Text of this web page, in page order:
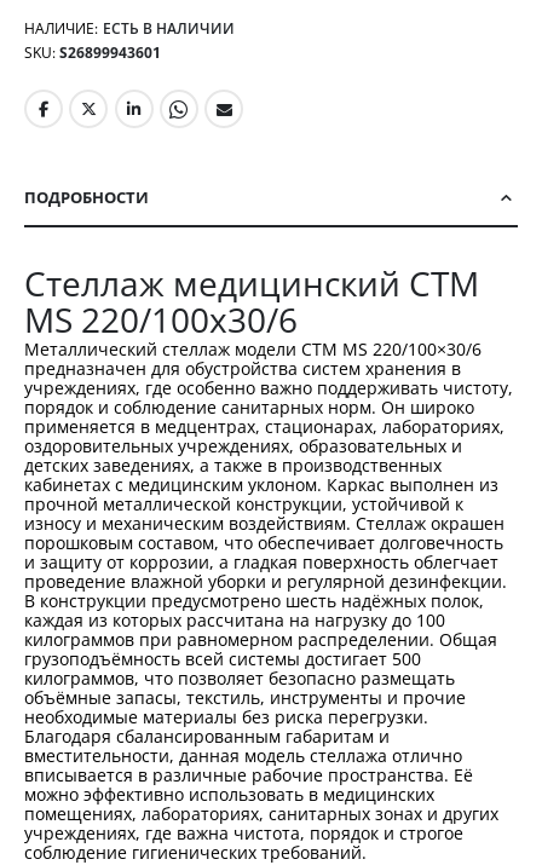
НАЛИЧИЕ: ЕСТЬ В НАЛИЧИИ
SKU S26899943601
ПОДРОБНОСТИ
Стеллаж медицинский СТМ
MS 220/100х30/6
Металлический стеллаж модели СТМ MS 220/100×30/6
предназначен для обустройства систем хранения в
учреждениях, где особенно важно поддерживать чистоту,
порядок и соблюдение санитарных норм. Он широко
применяется в медцентрах, стационарах, лабораториях,
оздоровительных учреждениях, образовательных и
детских заведениях, а также в производственных
кабинетах с медицинским уклоном. Каркас выполнен из
прочной металлической конструкции, устойчивой к
износу и механическим воздействиям. Стеллаж окрашен
порошковым составом, что обеспечивает долговечность
и защиту от коррозии, а гладкая поверхность облегчает
проведение влажной уборки и регулярной дезинфекции.
В конструкции предусмотрено шесть надёжных полок,
каждая из которых рассчитана на нагрузку до 100
килограммов при равномерном распределении. Общая
грузоподъёмность всей системы достигает 500
килограммов, что позволяет безопасно размещать
объёмные запасы, текстиль, инструменты и прочие
необходимые материалы без риска перегрузки.
Благодаря сбалансированным габаритам и
вместительности, данная модель стеллажа отлично
вписывается в различные рабочие пространства. Её
можно эффективно использовать в медицинских
помещениях, лабораториях, санитарных зонах и других
учреждениях, где важна чистота, порядок и строгое
соблюдение гигиенических требований.